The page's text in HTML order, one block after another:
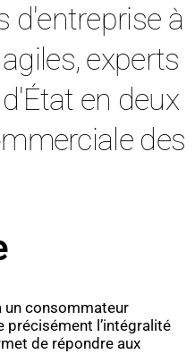
d'entreprise à
experts
en deux
des
un consommateur
précisément l’intégralité
de répondre aux